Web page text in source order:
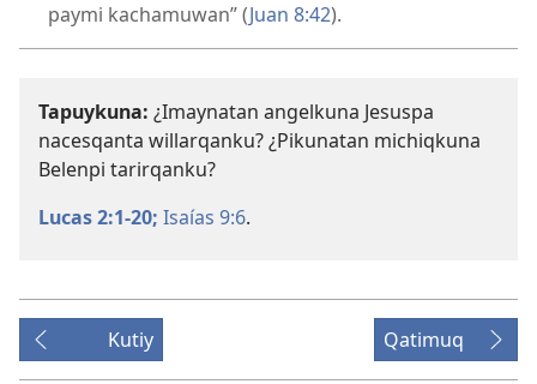
paymi kachamuwan” (Juan 8:42).
Tapuykuna: ¿Imaynatan angelkuna Jesuspa
nacesqanta willarqanku? ¿Pikunatan michiqkuna
Belenpi tarirqanku?
Lucas 2:1-20; Isaías 9:6.
Kutiy Qatimuq